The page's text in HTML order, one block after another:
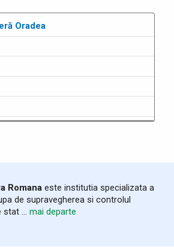
Oradea
Romana este institutia specializata a
de supravegherea si controlul
stat ... mai departe